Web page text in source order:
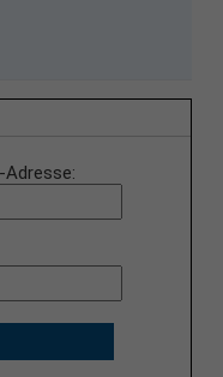
Adresse